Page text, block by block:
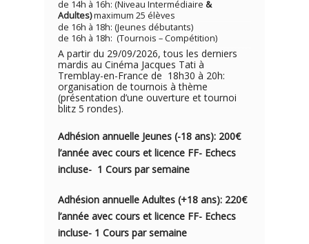
de 14h à 16h: (Niveau Intermédiaire &
Adultes)maximum 25 élèves
de 16h à 18h: (Jeunes débutants)
de 16h à 18h: (Tournois – Compétition)
A partir du 29/09/2026, tous les derniers
mardis au Cinéma Jacques Tati à
Tremblay-en-France de 18h30 à 20h:
organisation de tournois à thème
(présentation d’une ouverture et tournoi
blitz 5 rondes).
Adhésion annuelle Jeunes (-18 ans): 200€
l’année avec cours et licence FF- Echecs
incluse- 1 Cours par semaine
Adhésion annuelle Adultes (+18 ans): 220€
l’année avec cours et licence FF- Echecs
incluse- 1 Cours par semaine